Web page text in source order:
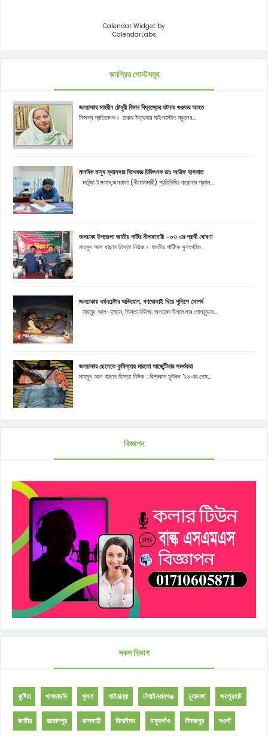
Calendar Widget by
CalendarLabs
জনপ্রিয় পোস্টসমূহ
জলঢাকার মাহরীন চৌধুরী বিমান বিধ্বস্তের ঘটনায় গুরুতর আহত
নিজস্ব প্রতিবেদক ঃ ঢাকার উত্তরার মাইলস্টোন স্কুলের...
মানবিক মানুষ ক্যানসার বিশেষজ্ঞ চিকিৎসক ডাঃ আরিফ হাসনাত
মর্তুজা ইসলাম,জলঢাকা (নীলফামারী) প্রতিনিধিঃ করোনার প্রথম...
জলঢাকা উপজেলা জাতীয় পার্টির নীলফামারী -০৩ এর প্রার্থী ঘোষণা
মাহমুদ আল হাছান তিস্তা নিউজ ঃ জাতীয় পার্টিকে সুসংগঠিত...
জলঢাকায় ধর্ষনচেষ্টার অভিযোগ, গণধোলাই দিয়ে পুলিশে সোপর্দ
মাহমুূদ আল-হাছান, তিস্তা নিউজ: জলঢাকা উপজেলার গোলমুন্ডায়...
জলঢাকার ছেলেকে কুমিল্লায় মারলো আর্জেন্টিনার সমর্থকরা
মাহমুদ আল হাছান তিস্তা নিউজ : বিশ্বকাপ ফুটবল '২৬ এর শেষ...
বিজ্ঞাপন
সকল বিভাগ
কুষ্টিয়া খাগড়াছড়ি খুলনা গাইবান্ধা চাঁপাইনবাবগঞ্জ চুয়াডাঙ্গা জয়পুরহাট
জাতীয় জামালপুর ঝালকাঠি ঝিনাইদহ ঠাকুরগাঁও দিনাজপুর নওগাঁ